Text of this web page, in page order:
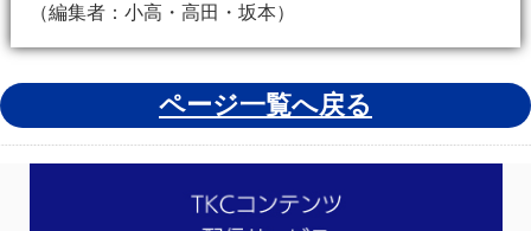
（編集者：小高・高田・坂本）
ページ一覧へ戻る